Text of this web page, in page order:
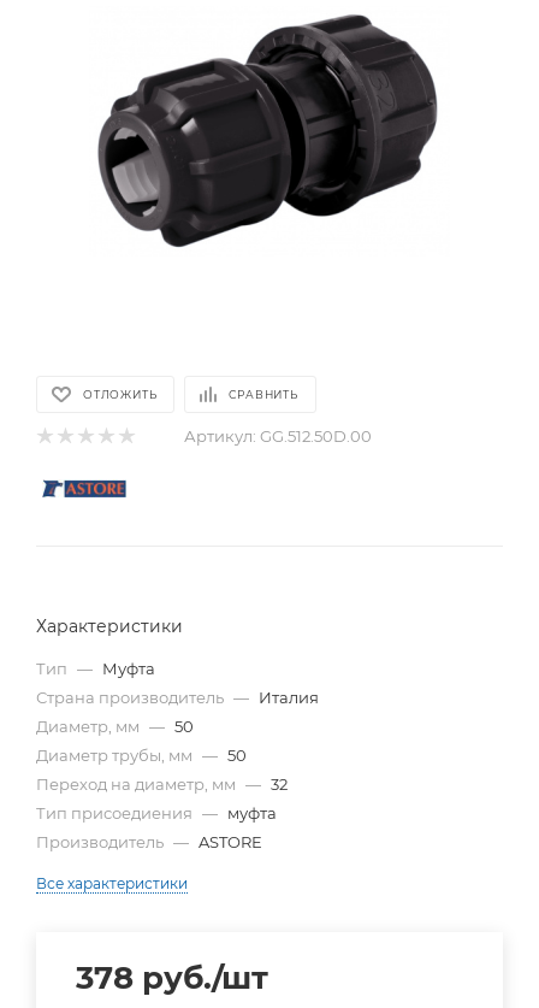
ОТЛОЖИТЬ СРАВНИТЬ
Артикул: GG.512.50D.00
Характеристики
Тип — Муфта
Страна производитель — Италия
Диаметр, мм — 50
Диаметр трубы, мм — 50
Переход на диаметр, мм — 32
Тип присоедиения — муфта
Производитель — ASTORE
Все характеристики
378 руб./шт